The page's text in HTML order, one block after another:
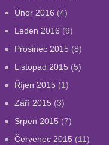
Únor 2016 (4)
Leden 2016 (9)
Prosinec 2015 (8)
Listopad 2015 (5)
Říjen 2015 (1)
Září 2015 (3)
Srpen 2015 (7)
Červenec 2015 (11)